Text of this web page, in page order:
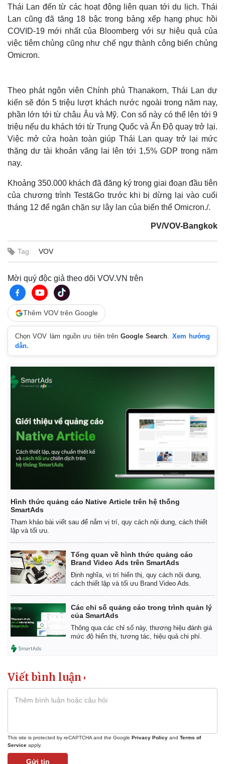
Cuộc sống đó đây
Hồ sơ
Ảnh
E-Magazine
Infographic
Kinh tế
Bất động sản
Khởi nghiệp
Thị trường
Tiêu dùng
Tỷ giá
Thái Lan đến từ các hoạt động liên quan tới du lịch. Thái
Lan cũng đã tăng 18 bậc trong bảng xếp hạng phục hồi
COVID-19 mới nhất của Bloomberg với sự hiệu quả của
việc tiêm chủng cũng như chế ngự thành công biến chủng
Omicron.
Theo phát ngôn viên Chính phủ Thanakorn, Thái Lan dự
kiến sẽ đón 5 triệu lượt khách nước ngoài trong năm nay,
phần lớn tới từ châu Âu và Mỹ. Con số này có thể lên tới 9
triệu nếu du khách tới từ Trung Quốc và Ấn Độ quay trở lại.
Việc mở cửa hoàn toàn giúp Thái Lan quay trở lại mức
thặng dư tài khoản vãng lai lên tới 1,5% GDP trong năm
nay.
Khoảng 350.000 khách đã đăng ký trong giai đoạn đầu tiên
của chương trình Test&Go trước khi bị dừng lại vào cuối
tháng 12 để ngăn chặn sự lây lan của biến thể Omicron./.
PV/VOV-Bangkok
Tag: VOV
Mời quý độc giả theo dõi VOV.VN trên
Thêm VOV trên Google
Chọn VOV làm nguồn ưu tiên trênGoogle Search. Xem hướng
dẫn.
Hình thức quảng cáo Native Article trên hệ thống
SmartAds
Tham khảo bài viết sau để nắm vị trí, quy cách nội dung, cách thiết
lập và tối ưu.
Tổng quan về hình thức quảng cáo
Brand Video Ads trên SmartAds
Định nghĩa, vị trí hiển thị, quy cách nội dung,
cách thiết lập và tối ưu Brand Video Ads.
Các chỉ số quảng cáo trong trình quản lý
của SmartAds
Thông qua các chỉ số này, thương hiệu đánh giá
mức độ hiển thị, tương tác, hiệu quả chi phí.
Viết bình luận
This site is protected by reCAPTCHA and the Google Privacy Policy and Terms of
Service apply.
Gửi tin